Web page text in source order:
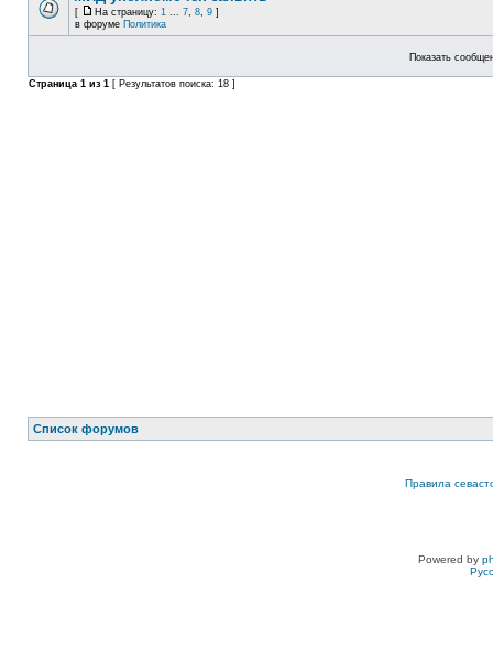
[ На страницу: 1 ... 7, 8, 9 ]
в форуме Политика
Показать
Страница 1 из 1 [ Результатов поиска: 18 ]
Список форумов
Правила
Powered by